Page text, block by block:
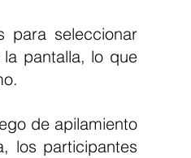
pantalla, lo que
los participantes